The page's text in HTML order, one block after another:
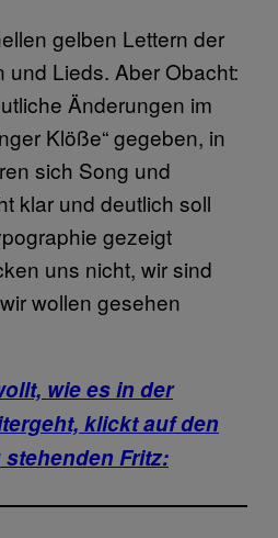
gelben Lettern der
und Lieds. Aber Obacht:
Änderungen im
Klöße“ gegeben, in
sich Song und
klar und deutlich soll
gezeigt
uns nicht, wir sind
wollen gesehen
wie es in der
klickt auf den
Fritz: